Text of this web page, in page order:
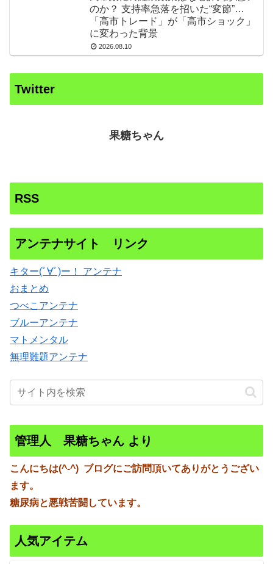
のか？ 支持率急落を招いた“変節”…
「高市トレード」が「高市ショック」
に変わった背景
2026.08.10
Twitter
果糖ちゃん
RSS
アンテナサイト リンク
キター(ﾟ∀ﾟ)ー！ アンテナ
おまとめ
つべこアンテナ
ブルーアンテナ
マトメンタル
無理難題アンテナ
管理人 果糖ちゃん より
こんにちは(^-^) ブログにご訪問頂いてありがとうござい
ます。
糖尿病と悪戦苦闘しています。
人気アイテム